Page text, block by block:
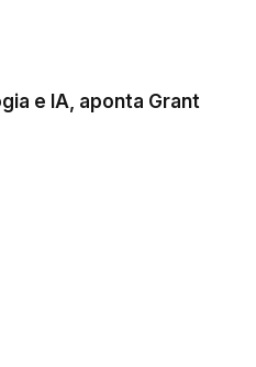
e IA, aponta Grant